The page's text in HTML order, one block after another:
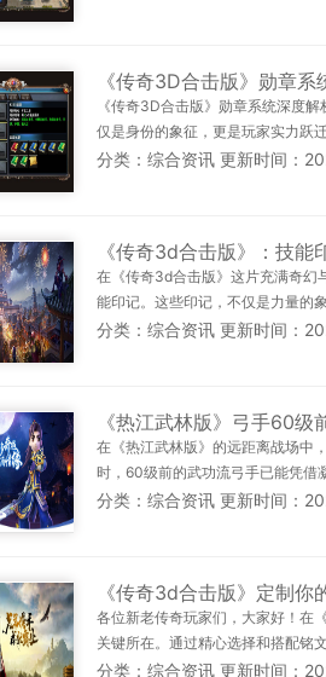
《传奇3D合击版》勋章
《传奇3D合击版》勋章系统深度
仅是身份的象征，更是玩家实力跃
分类：综合资讯 更新时间：
《传奇3d合击版》：技能
在《传奇3d合击版》这片充满奇幻
能印记。这些印记，不仅是力量的
分类：综合资讯 更新时间：
《热江武林版》弓手60
在《热江武林版》的远距离战场中
时，60级前的武功流弓手已能凭借
分类：综合资讯 更新时间：
《传奇3d合击版》定制
各位新老传奇玩家们，大家好！在
关键所在。通过精心选择和搭配铭
分类：综合资讯 更新时间：